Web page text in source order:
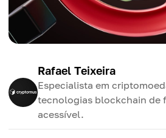
Rafael Teixeira
Especialista em
tecnologias blockchain de
acessível.